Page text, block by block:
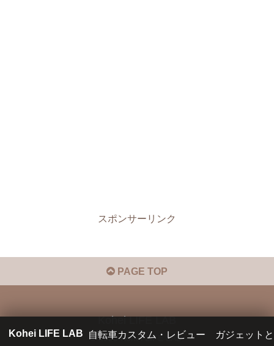
スポンサーリンク
PAGE TOP
Kohei LIFE LAB
© 2023 Kohei LIFE LAB.
Kohei LIFE LAB 自転車カスタム・レビュー ガジェット